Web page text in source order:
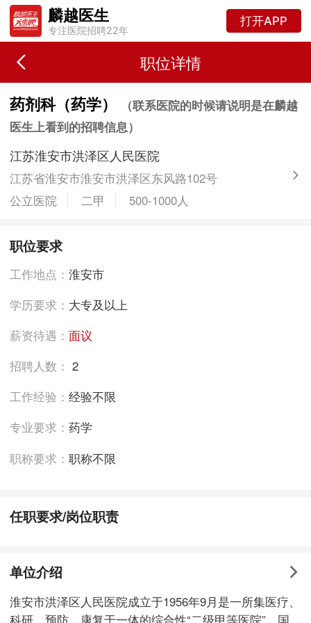
麟越医生
专注医院招聘22年
打开APP
职位详情
药剂科（药学）
（联系医院的时候请说明是在麟越
医生上看到的招聘信息）
江苏淮安市洪泽区人民医院
江苏省淮安市淮安市洪泽区东风路102号
公立医院
二甲 500-1000人
职位要求
工作地点：淮安市
学历要求： 大专及以上
薪资待遇：面议
招聘人数：2
工作经验：经验不限
专业要求：药学
职称要求：职称不限
任职要求/岗位职责
单位介绍
淮安市洪泽区人民医院成立于1956年9月是一所集医疗、
科研、预防、康复于一体的综合性“二级甲等医院”、国